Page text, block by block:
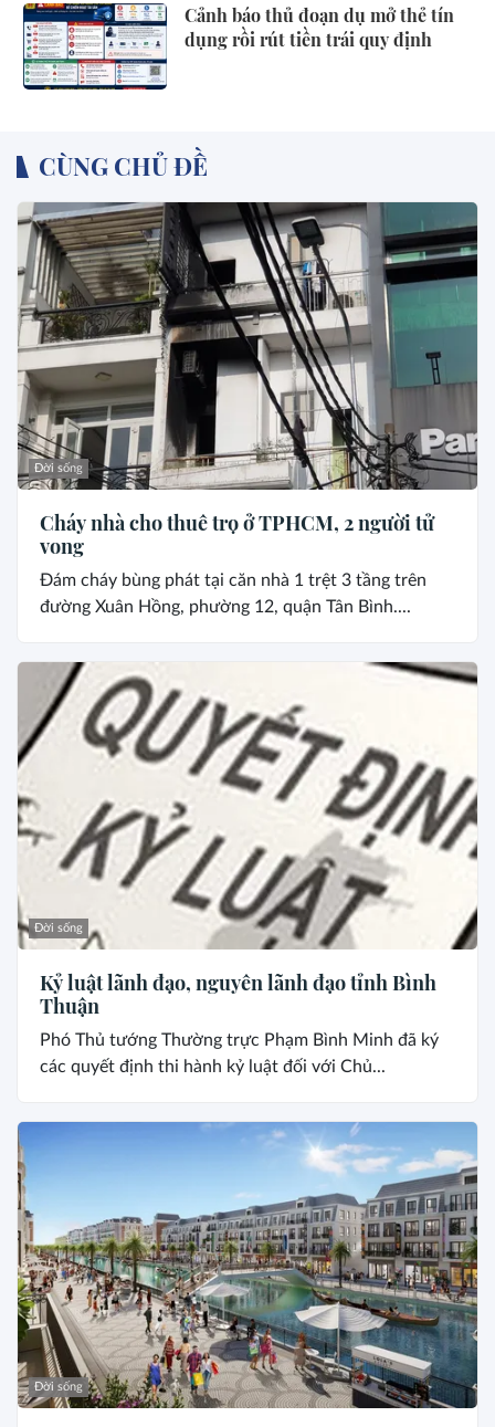
Cảnh báo thủ đoạn dụ mở thẻ tín
dụng rồi rút tiền trái quy định
CÙNG CHỦ ĐỀ
Đời sống
Cháy nhà cho thuê trọ ở TPHCM, 2 người tử
vong
Đám cháy bùng phát tại căn nhà 1 trệt 3 tầng trên
đường Xuân Hồng, phường 12, quận Tân Bình....
Đời sống
Kỷ luật lãnh đạo, nguyên lãnh đạo tỉnh Bình
Thuận
Phó Thủ tướng Thường trực Phạm Bình Minh đã ký
các quyết định thi hành kỷ luật đối với Chủ...
Đời sống